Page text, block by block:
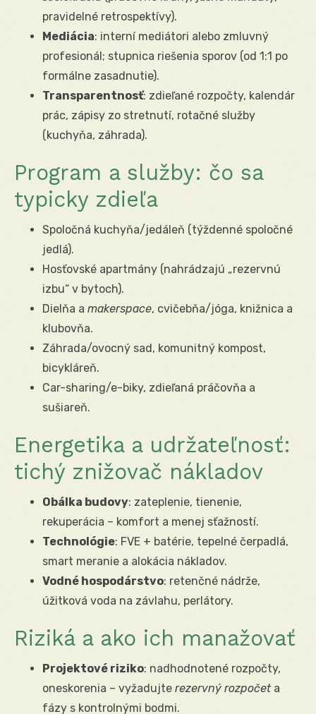
pravidelné retrospektívy).
Mediácia: interní mediátori alebo zmluvný
profesionál; stupnica riešenia sporov (od 1:1 po
formálne zasadnutie).
Transparentnosť: zdieľané rozpočty, kalendár
prác, zápisy zo stretnutí, rotačné služby
(kuchyňa, záhrada).
Program a služby: čo sa
typicky zdieľa
Spoločná kuchyňa/jedáleň (týždenné spoločné
jedlá).
Hosťovské apartmány (nahrádzajú „rezervnú
izbu“ v bytoch).
Dielňa a makerspace, cvičebňa/jóga, knižnica a
klubovňa.
Záhrada/ovocný sad, komunitný kompost,
bicykláreň.
Car-sharing/e-biky, zdieľaná práčovňa a
sušiareň.
Energetika a udržateľnosť:
tichý znižovač nákladov
Obálka budovy: zateplenie, tienenie,
rekuperácia – komfort a menej sťažností.
Technológie: FVE + batérie, tepelné čerpadlá,
smart meranie a alokácia nákladov.
Vodné hospodárstvo: retenčné nádrže,
úžitková voda na závlahu, perlátory.
Riziká a ako ich manažovať
Projektové riziko: nadhodnotené rozpočty,
oneskorenia – vyžadujte rezervný rozpočeta
fázy s kontrolnými bodmi.